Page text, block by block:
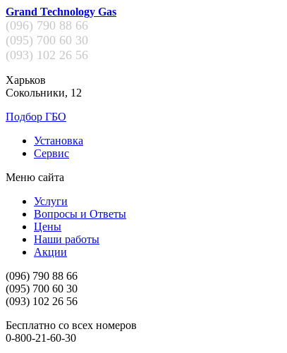
Grand Technology Gas
(096) 790 88 66
(095) 700 60 30
(093) 102 26 56
Харьков
Сокольники, 12
Подбор ГБО
Установка
Сервис
Меню сайта
Услуги
Вопросы и Ответы
Цены
Наши работы
Акции
(096) 790 88 66
(095) 700 60 30
(093) 102 26 56
Бесплатно со всех номеров
0-800-21-60-30